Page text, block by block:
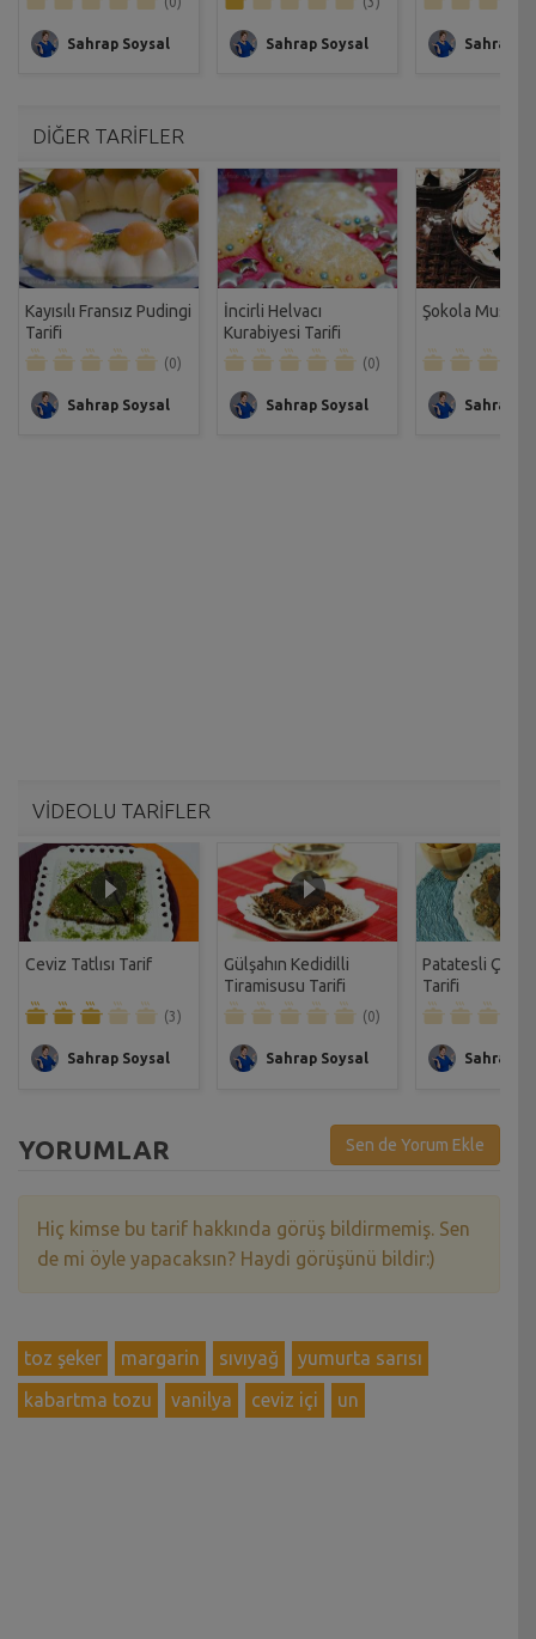
Sahrap Soysal Sahrap Soysal Sahrap
DİĞER TARİFLER
Kayısılı Fransız Pudingi
Tarifi
(0)
Sahrap Soysal
İncirli Helvacı
Kurabiyesi Tarifi
(0)
Sahrap Soysal
Şokola Mus
Sahrap
VİDEOLU TARİFLER
Ceviz Tatlısı Tarif
(3)
Sahrap Soysal
Gülşahın Kedidilli
Tiramisusu Tarifi
(0)
Sahrap Soysal
Patatesli Çıtır
Tarifi
Sahrap
YORUMLAR Sen de Yorum Ekle
Hiç kimse bu tarif hakkında görüş bildirmemiş. Sen
de mi öyle yapacaksın? Haydi görüşünü bildir:)
toz şeker margarin sıvıyağ
yumurta sarısı
kabartma tozu
vanilya ceviz içi un